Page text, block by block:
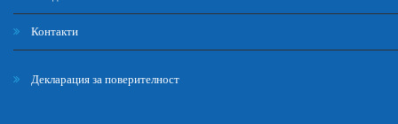
Контакти
Декларация за поверителност